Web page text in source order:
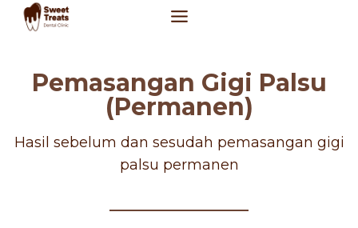
Skip
Pemasangan Gigi Palsu
(Permanen)
Hasil sebelum dan sesudah pemasangan gigi
palsu permanen